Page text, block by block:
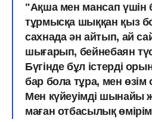
"Ақша мен мансап үшін
тұрмысқа шыққан қыз
сахнада ән айтып, ай
шығарып, бейнебаян
Бүгінде бұл істерді
бар бола тұра, мен
Мен күйеуімді шынайы
маған отбасылық